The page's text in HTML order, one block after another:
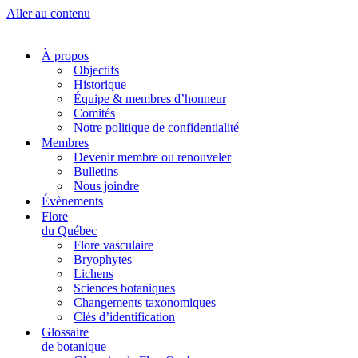
Aller au contenu
À propos
Objectifs
Historique
Équipe & membres d’honneur
Comités
Notre politique de confidentialité
Membres
Devenir membre ou renouveler
Bulletins
Nous joindre
Évènements
Flore
du Québec
Flore vasculaire
Bryophytes
Lichens
Sciences botaniques
Changements taxonomiques
Clés d’identification
Glossaire
de botanique